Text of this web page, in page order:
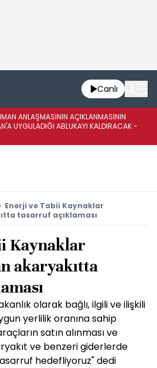
Canlı
ANLAŞMASININ AÇIKLANMASININ
UYGULADIĞI ABLUKAYI KALDIRACAK -
Enerji ve Tabii Kaynaklar
tasarruf açıklaması
Kaynaklar
akaryakıtta
olarak bağlı, ilgili ve ilişkili
yerlilik oranına sahip
satın alınması ve
ve benzeri giderlerde
hedefliyoruz" dedi